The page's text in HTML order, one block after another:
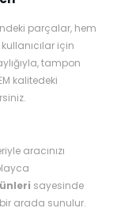
parçalar, hem
için
tampon
kalitedeki
aracınızı
sayesinde
arada sunulur.